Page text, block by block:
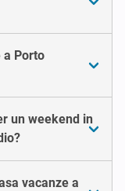
a Porto
un weekend in
vacanze a